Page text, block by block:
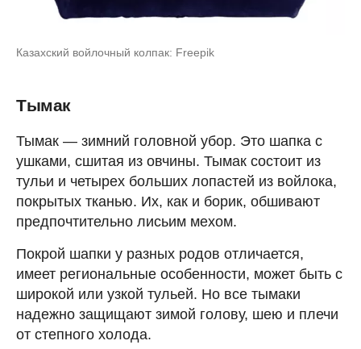
Казахский войлочный колпак: Freepik
Тымак
Тымак — зимний головной убор. Это шапка с
ушками, сшитая из овчины. Тымак состоит из
тульи и четырех больших лопастей из войлока,
покрытых тканью. Их, как и борик, обшивают
предпочтительно лисьим мехом.
Покрой шапки у разных родов отличается,
имеет региональные особенности, может быть с
широкой или узкой тульей. Но все тымаки
надежно защищают зимой голову, шею и плечи
от степного холода.